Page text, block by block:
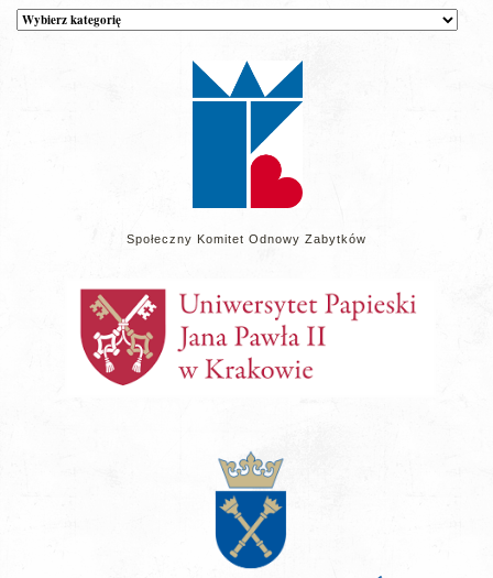
Kategorie
wpisów
Społeczny Komitet Odnowy Zabytków